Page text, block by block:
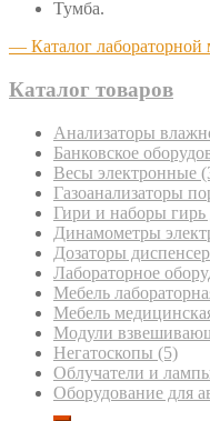
Тумба.
— Каталог
Каталог товаров
Анализаторы
Банковское
Весы электронные
Газоанализаторы
Гири и наборы гирь
Динамометры
Дозаторы
Лабораторное
Мебель
Мебель
Модули
Негатоскопы (5)
Облучатели и
Оборудование для